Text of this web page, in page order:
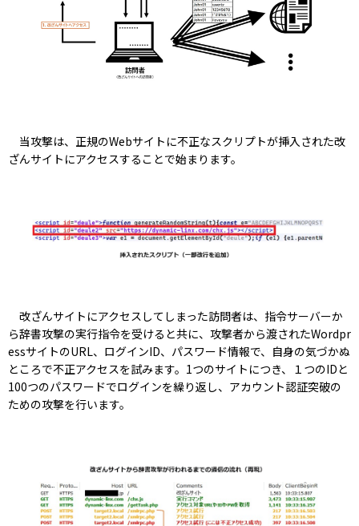
当攻撃は、正規のWebサイトに不正なスクリプトが挿入された改
ざんサイトにアクセスすることで始まります。
改ざんサイトにアクセスしてしまった訪問者は、指令サーバーか
ら辞書攻撃の実行指令を受けると共に、攻撃者から渡されたWordpr
essサイトのURL、ログインID、パスワード情報で、自身の気づかぬ
ところで不正アクセスを試みます。1つのサイトにつき、１つのIDと
100つのパスワードでログインを繰り返し、アカウント認証突破の
ための攻撃を行います。